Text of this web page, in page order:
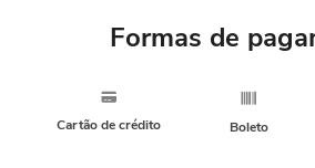
Formas de
Cartão de crédito Boleto